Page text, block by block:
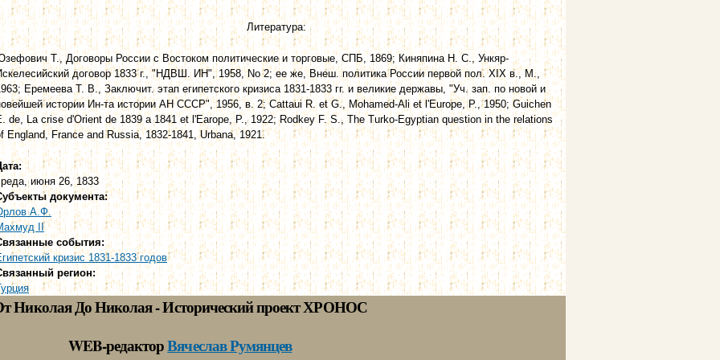
Литература:
Т., Договоры России с Востоком политические и торговые, СПБ, 1869; Киняпина Н. С., Ункяр-
договор 1833 г., "НДВШ. ИН", 1958, No 2; ее же, Внеш. политика России первой пол. XIX в., М.,
Еремеева Т. В., Заключит. этап египетского кризиса 1831-1833 гг. и великие державы, "Уч. зап. по новой и
истории Ин-та истории АН СССР", 1956, в. 2; Cattaui R. et G., Mohamed-Ali et l'Europe, P., 1950; Guichen
de, La crise d'Orient de 1839 а 1841 et l'Earope, P., 1922; Rodkey F. S., The Turko-Egyptian question in the relations
England, France and Russia, 1832-1841, Urbana, 1921.
июня 26, 1833
документа:
А.Ф.
II
события:
кризис 1831-1833 годов
регион:
Николая До Николая - Исторический проект ХРОНОС
WEB-редакторВячеслав Румянцев